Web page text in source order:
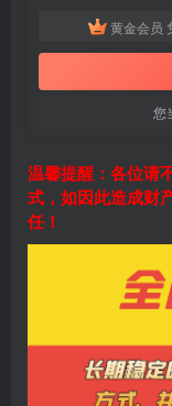
黄金会员
您
温馨提醒：各位请
式，如因此造成财
任！